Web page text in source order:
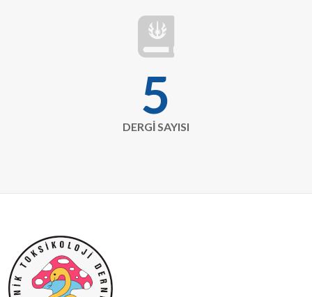
book-
5
DERGİ SAYISI